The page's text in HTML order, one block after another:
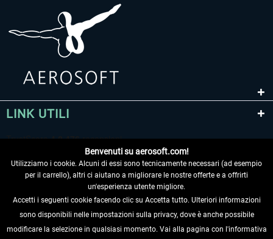
LINK UTILI
RECEDERE DAL CONTRATTO
Benvenuti su aerosoft.com!
Utilizziamo i cookie. Alcuni di essi sono tecnicamente necessari (ad esempio
per il carrello), altri ci aiutano a migliorare le nostre offerte e a offrirti
un'esperienza utente migliore.
Accetti i seguenti cookie facendo clic su Accetta tutto. Ulteriori informazioni
sono disponibili nelle impostazioni sulla privacy, dove è anche possibile
modificare la selezione in qualsiasi momento. Vai alla pagina con l'informativa